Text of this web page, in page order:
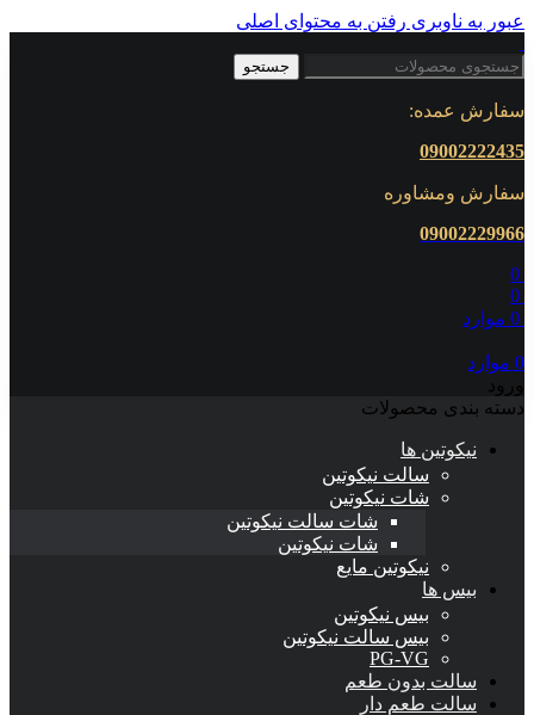
عبور به ناوبری رفتن به محتوای اصلی
جستجو
سفارش عمده:
09002222435
سفارش ومشاوره
09002229966
0
0
0 موارد
0 موارد
ورود
دسته بندی محصولات
نیکوتین ها
سالت نیکوتین
شات نیکوتین
شات سالت نیکوتین
شات نیکوتین
نیکوتین مایع
بیس ها
بیس نیکوتین
بیس سالت نیکوتین
PG-VG
سالت بدون طعم
سالت طعم دار